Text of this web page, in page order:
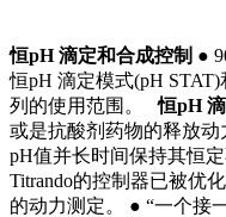
恒pH滴定和合成控制 ●
恒pH 滴定模式(pH STAT)
列的使用范围。恒pH
或是抗酸剂药物的释放
pH值并长时间保持其恒定不
Titrando的控制器已被优化
的动力测定。 ● “一个